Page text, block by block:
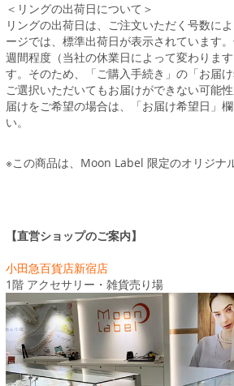
＜リングの出荷日について＞
リングの出荷日は、ご注文いただく号数に
ージでは、標準出荷日が表示されています
週間程度（当社の休業日によって変わりま
す。そのため、「ご購入手続き」の「お届
ご選択いただいてもお届けができない可能
届けをご希望の場合は、「お届け希望日」
い。
※この商品は、Moon Label 限定のオリジナ
【直営ショップのご案内】
小田急百貨店新宿店
1階 アクセサリー・雑貨売り場